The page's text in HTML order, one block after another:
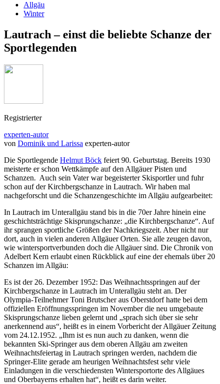
Allgäu
Winter
Lautrach – einst die beliebte Schanze der
Sportlegenden
Registrierter
experten-autor
von Dominik und Larissa experten-autor
Die Sportlegende Helmut Böck feiert 90. Geburtstag. Bereits 1930
meisterte er schon Wettkämpfe auf den Allgäuer Pisten und
Schanzen. Auch sein Vater war begeisterter Skisportler und fuhr
schon auf der Kirchbergschanze in Lautrach. Wir haben mal
nachgeforscht und die Schanzengeschichte im Allgäu aufgearbeitet:
In Lautrach im Unterallgäu stand bis in die 70er Jahre hinein eine
geschichtsträchtige Skisprungschanze: „die Kirchbergschanze“. Auf
ihr sprangen sportliche Größen der Nachkriegszeit. Aber nicht nur
dort, auch in vielen anderen Allgäuer Orten. Sie alle zeugen davon,
wie wintersportverbunden doch die Allgäuer sind. Die Chronik von
Adelbert Kern erlaubt einen Rückblick auf eine der ehemals über 20
Schanzen im Allgäu:
Es ist der 26. Dezember 1952: Das Weihnachtsspringen auf der
Kirchbergschanze in Lautrach im Unterallgäu steht an. Der
Olympia-Teilnehmer Toni Brutscher aus Oberstdorf hatte bei dem
offiziellen Eröffnungsspringen im November die neu umgebaute
Skisprungschanze lieben gelernt und „sprach sich über sie sehr
anerkennend aus“, heißt es in einem Vorbericht der Allgäuer Zeitung
vom 24.12.1952. „Ihm ist es nun auch zu danken, wenn die
bekannten Ski-Springer aus dem oberen Allgäu am zweiten
Weihnachtsfeiertag in Lautrach springen werden, nachdem die
Springer-Elite gerade am heurigen Weihnachtsfest sehr viele
Einladungen in die verschiedensten Wintersportorte des Allgäues
und Oberbayerns erhalten hat“, heißt es darin weiter.